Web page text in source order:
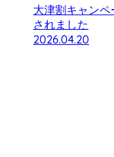
大津割キャン
されました
2026.04.20